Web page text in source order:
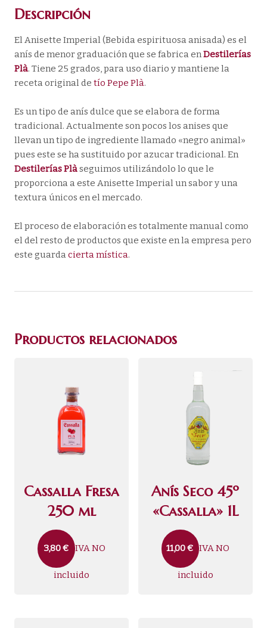
Descripción
El Anisette Imperial (Bebida espirituosa anisada) es el
anís de menor graduación que se fabrica enDestilerías
Plà. Tiene 25 grados, para uso diario y mantiene la
receta original detío Pepe Plà.
Es un tipo de anís dulce que se elabora de forma
tradicional. Actualmente son pocos los anises que
llevan un tipo de ingrediente llamado «negro animal»
pues este se ha sustituido por azucar tradicional. En
Destilerías Plàseguimos utilizándolo lo que le
proporciona a este Anisette Imperial un sabor y una
textura únicos en el mercado.
El proceso de elaboración es totalmente manual como
el del resto de productos que existe en la empresa pero
este guardacierta mística.
Productos relacionados
Cassalla Fresa
250 ml
3,80€ IVA NO
incluido
Anís Seco 45º
«Cassalla» 1L
11,00€ IVA NO
incluido